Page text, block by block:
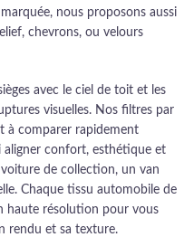
nous proposons aussi
chevrons, ou velours
avec le ciel de toit et les
visuelles. Nos filtres par
à comparer rapidement
aligner confort, esthétique et
de collection, un van
Chaque tissu automobile de
haute résolution pour vous
rendu et sa texture.